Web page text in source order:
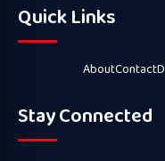
Quick Links
AboutContact
Stay Connected